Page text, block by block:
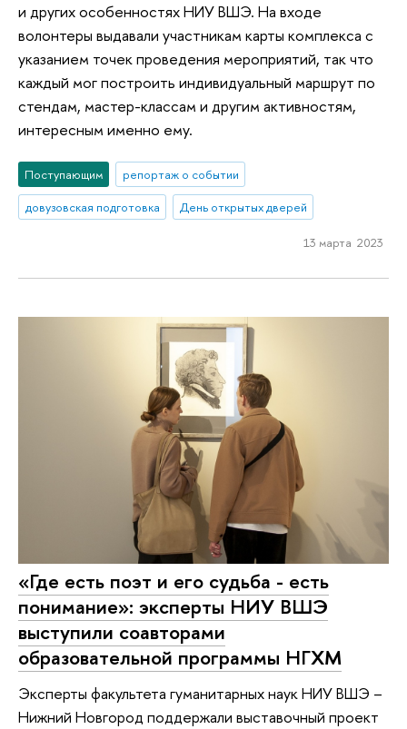
и других особенностях НИУ ВШЭ. На входе
волонтеры выдавали участникам карты комплекса с
указанием точек проведения мероприятий, так что
каждый мог построить индивидуальный маршрут по
стендам, мастер-классам и другим активностям,
интересным именно ему.
Поступающим
репортаж о событии
довузовская подготовка
День открытых дверей
13 марта 2023
«Где есть поэт и его судьба - есть
понимание»: эксперты НИУ ВШЭ
выступили соавторами
образовательной программы НГХМ
Эксперты факультета гуманитарных наук НИУ ВШЭ –
Нижний Новгород поддержали выставочный проект